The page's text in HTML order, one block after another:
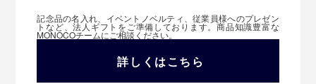
記念品の名入れ、イベントノベルティ、従業員様へのプレゼン
トなど、法人ギフトをご準備しております。商品知識豊富な
MONOCOチームにご相談ください。
詳しくはこちら